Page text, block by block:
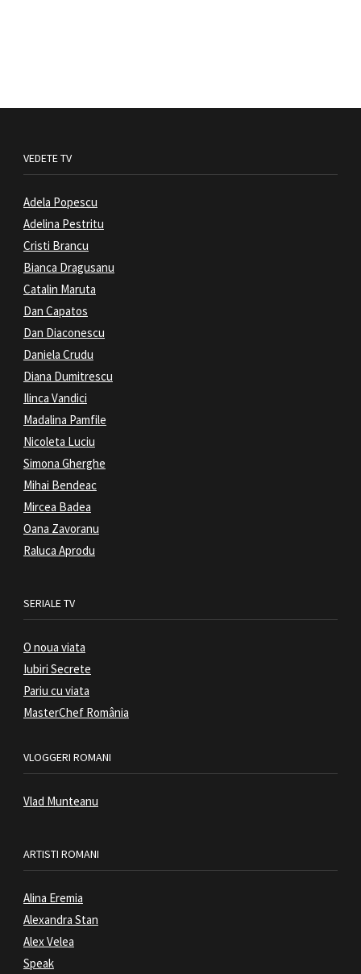
VEDETE TV
Adela Popescu
Adelina Pestritu
Cristi Brancu
Bianca Dragusanu
Catalin Maruta
Dan Capatos
Dan Diaconescu
Daniela Crudu
Diana Dumitrescu
Ilinca Vandici
Madalina Pamfile
Nicoleta Luciu
Simona Gherghe
Mihai Bendeac
Mircea Badea
Oana Zavoranu
Raluca Aprodu
SERIALE TV
O noua viata
Iubiri Secrete
Pariu cu viata
MasterChef România
VLOGGERI ROMANI
Vlad Munteanu
ARTISTI ROMANI
Alina Eremia
Alexandra Stan
Alex Velea
Speak